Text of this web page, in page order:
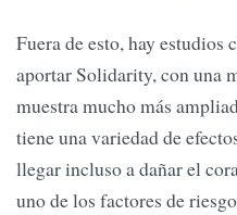
Fuera de esto, hay estudios
aportar Solidarity, con una
muestra mucho más
tiene una variedad de
llegar incluso a dañar el
uno de los factores de